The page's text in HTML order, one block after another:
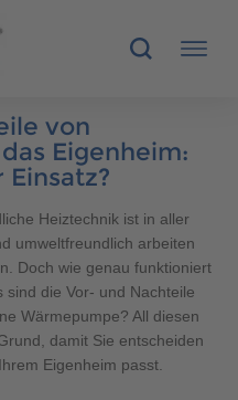
von
Eigenheim:
Heiztechnik ist in aller
umweltfreundlich arbeiten
Doch wie genau funktioniert
sind die Vor- und Nachteile
Wärmepumpe? All diesen
damit Sie entscheiden
Eigenheim passt.